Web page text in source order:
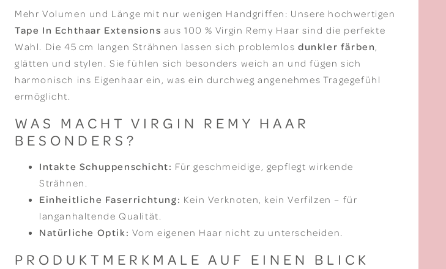
Mehr Volumen und Länge mit nur wenigen Handgriffen: Unsere hochwertigen
Tape In Echthaar Extensions aus 100 % Virgin Remy Haar sind die perfekte
Wahl. Die 45 cm langen Strähnen lassen sich problemlosdunkler färben,
glätten und stylen. Sie fühlen sich besonders weich an und fügen sich
harmonisch ins Eigenhaar ein, was ein durchweg angenehmes Tragegefühl
ermöglicht.
WAS MACHT VIRGIN REMY HAAR
BESONDERS?
Intakte Schuppenschicht: Für geschmeidige, gepflegt wirkende
Strähnen.
Einheitliche Faserrichtung: Kein Verknoten, kein Verfilzen – für
langanhaltende Qualität.
Natürliche Optik: Vom eigenen Haar nicht zu unterscheiden.
PRODUKTMERKMALE AUF EINEN BLICK